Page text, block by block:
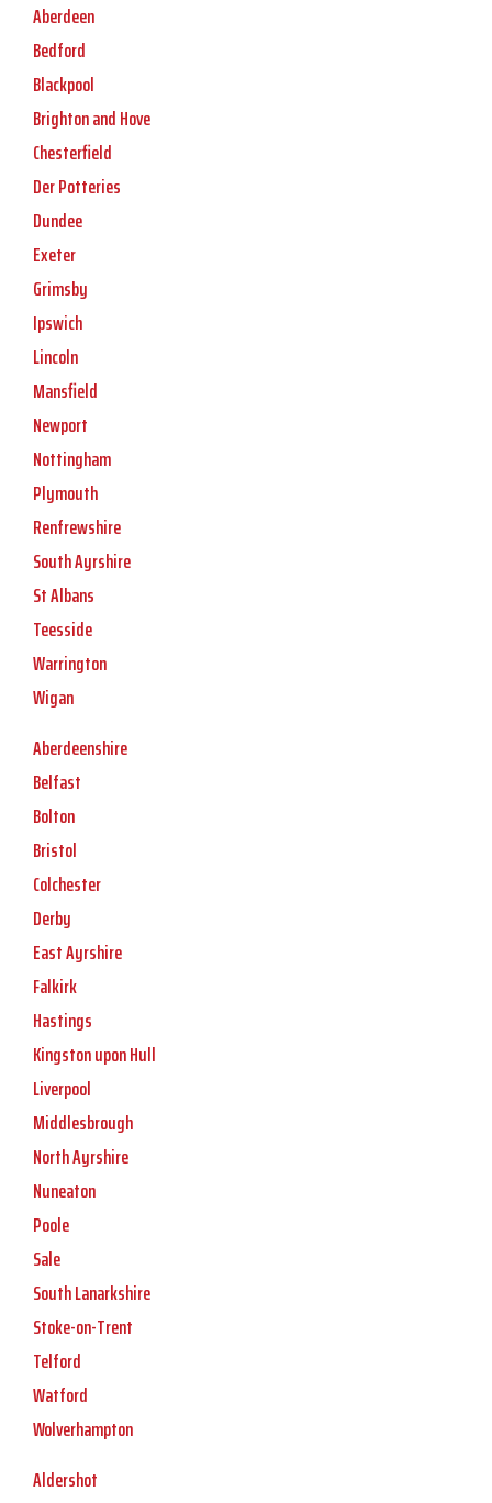
Aberdeen
Bedford
Blackpool
Brighton and Hove
Chesterfield
Der Potteries
Dundee
Exeter
Grimsby
Ipswich
Lincoln
Mansfield
Newport
Nottingham
Plymouth
Renfrewshire
South Ayrshire
St Albans
Teesside
Warrington
Wigan
Aberdeenshire
Belfast
Bolton
Bristol
Colchester
Derby
East Ayrshire
Falkirk
Hastings
Kingston upon Hull
Liverpool
Middlesbrough
North Ayrshire
Nuneaton
Poole
Sale
South Lanarkshire
Stoke-on-Trent
Telford
Watford
Wolverhampton
Aldershot